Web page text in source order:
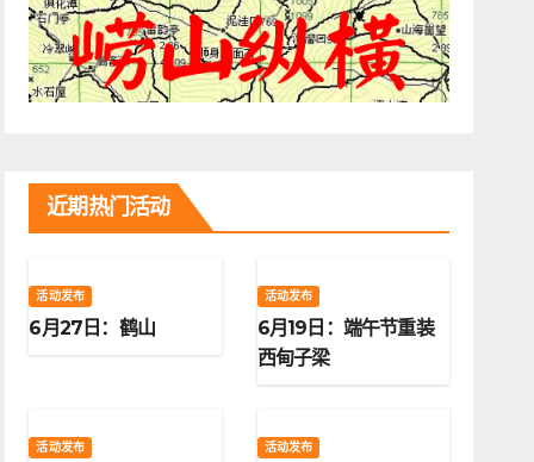
近期热门活动
活动发布
6月27日：鹤山
活动发布
6月19日：端午节重装
西甸子梁
活动发布 活动发布